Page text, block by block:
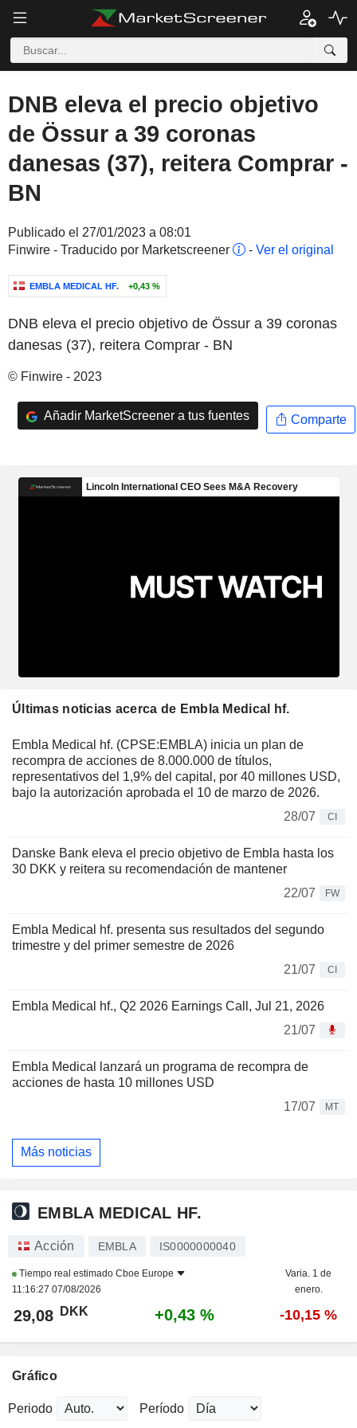
DNB eleva el precio objetivo
de Össur a 39 coronas
danesas (37), reitera Comprar -
BN
Publicado el 27/01/2023 a 08:01
Finwire - Traducido por Marketscreener
- Ver el original
EMBLA MEDICAL HF. +0,43 %
DNB eleva el precio objetivo de Össur a 39 coronas
danesas (37), reitera Comprar - BN
© Finwire - 2023
Añadir MarketScreener a tus fuentes Comparte
Últimas noticias acerca de Embla Medical hf.
Embla Medical hf. (CPSE:EMBLA) inicia un plan de
recompra de acciones de 8.000.000 de títulos,
representativos del 1,9% del capital, por 40 millones USD,
bajo la autorización aprobada el 10 de marzo de 2026.
28/07
CI
Danske Bank eleva el precio objetivo de Embla hasta los
30 DKK y reitera su recomendación de mantener
22/07
FW
Embla Medical hf. presenta sus resultados del segundo
trimestre y del primer semestre de 2026
21/07
CI
Embla Medical hf., Q2 2026 Earnings Call, Jul 21, 2026
21/07
Embla Medical lanzará un programa de recompra de
acciones de hasta 10 millones USD
17/07
MT
Más noticias
EMBLA MEDICAL HF.
Acción EMBLA IS0000000040
Tiempo real estimado Cboe Europe
11:16:27 07/08/2026
Varia. 1 de
enero.
29,08 DKK +0,43 % -10,15 %
Gráfico
Periodo Período